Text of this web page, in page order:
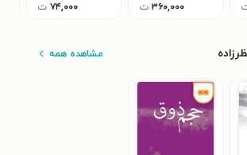
۳۶۰,۰۰۰ ت ۷۴,۰۰۰ ت
مشاهده همه